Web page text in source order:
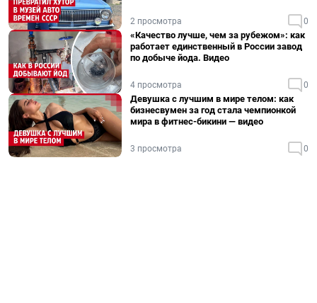
2 просмотра 0
«Качество лучше, чем за рубежом»: как
работает единственный в России завод
по добыче йода. Видео
4 просмотра 0
Девушка с лучшим в мире телом: как
бизнесвумен за год стала чемпионкой
мира в фитнес-бикини — видео
3 просмотра 0